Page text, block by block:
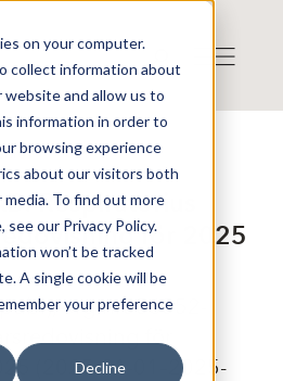
on your computer.
collect information about
and allow us to
information in order to
browsing experience
about our visitors both
To find out more
our Privacy Policy.
won’t be tracked
A single cookie will be
your preference
Decline
Respiratorius
för 2025
org.nr556552-
för
(2025-01-01–2025-